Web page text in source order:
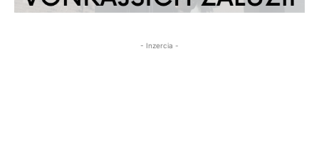
- Inzercia -